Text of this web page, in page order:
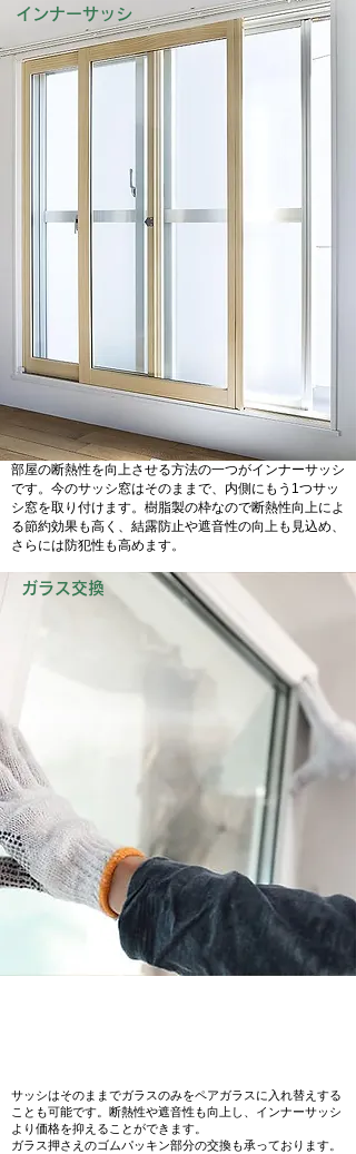
インナーサッシ
ガラス交換
部屋の断熱性を向上させる方法の一つがインナーサッシ
です。今のサッシ窓はそのままで、内側にもう1つサッ
シ窓を取り付けます。樹脂製の枠なので断熱性向上によ
る節約効果も高く、結露防止や遮音性の向上も見込め、
さらには防犯性も高めます。
サッシはそのままでガラスのみをペアガラスに入れ替えする
ことも可能です。断熱性や遮音性も向上し、インナーサッシ
より価格を抑えることができます。
ガラス押さえのゴムパッキン部分の交換も承っております。